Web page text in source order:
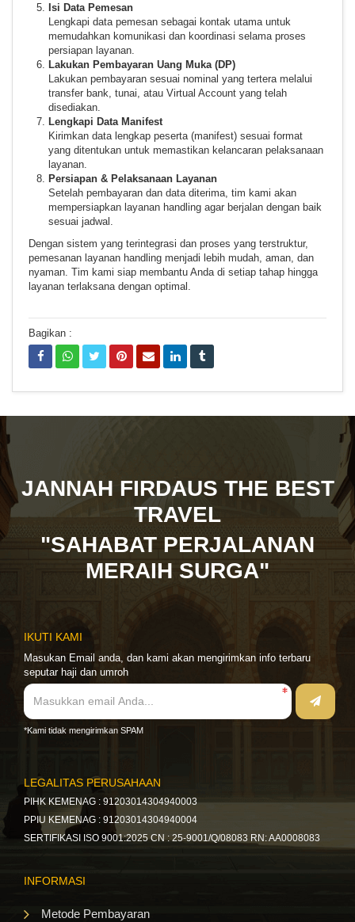
Isi Data Pemesan
Lengkapi data pemesan sebagai kontak utama untuk
memudahkan komunikasi dan koordinasi selama proses
persiapan layanan.
Lakukan Pembayaran Uang Muka (DP)
Lakukan pembayaran sesuai nominal yang tertera melalui
transfer bank, tunai, atau Virtual Account yang telah
disediakan.
Lengkapi Data Manifest
Kirimkan data lengkap peserta (manifest) sesuai format
yang ditentukan untuk memastikan kelancaran pelaksanaan
layanan.
Persiapan & Pelaksanaan Layanan
Setelah pembayaran dan data diterima, tim kami akan
mempersiapkan layanan handling agar berjalan dengan baik
sesuai jadwal.
Dengan sistem yang terintegrasi dan proses yang terstruktur,
pemesanan layanan handling menjadi lebih mudah, aman, dan
nyaman. Tim kami siap membantu Anda di setiap tahap hingga
layanan terlaksana dengan optimal.
Bagikan :
JANNAH FIRDAUS THE BEST
TRAVEL
"SAHABAT PERJALANAN
MERAIH SURGA"
IKUTI KAMI
Masukan Email anda, dan kami akan mengirimkan info terbaru
seputar haji dan umroh
*Kami tidak mengirimkan SPAM
LEGALITAS PERUSAHAAN
PIHK KEMENAG : 91203014304940003
PPIU KEMENAG : 91203014304940004
SERTIFIKASI ISO 9001:2025 CN : 25-9001/Q/08083 RN: AA0008083
INFORMASI
Metode Pembayaran